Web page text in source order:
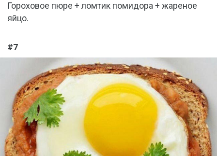
Гороховое пюре + ломтик помидора + жареное
яйцо.
#7